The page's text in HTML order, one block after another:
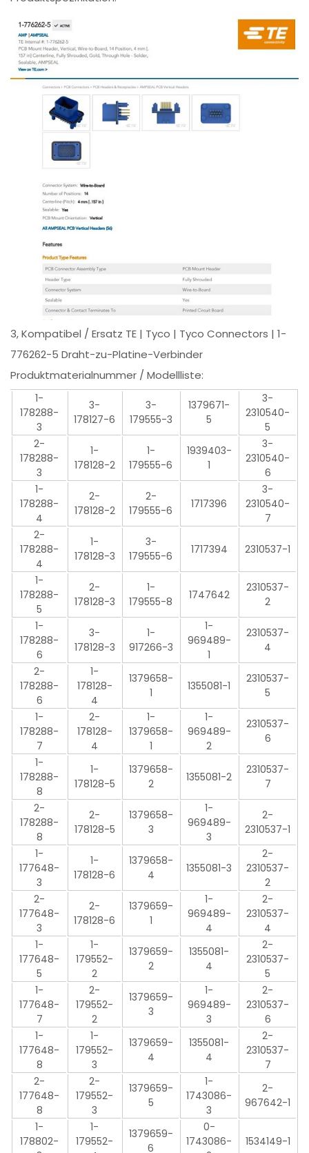
3, Kompatibel / Ersatz TE | Tyco | Tyco Connectors | 1-
776262-5 Draht-zu-Platine-Verbinder
Produktmaterialnummer / Modellliste:
1-
178288-
3
3-
178127-6
3-
179555-3
1379671-
5
3-
2310540-
5
2-
178288-
3
1-
178128-2
1-
179555-6
1939403-
1
3-
2310540-
6
1-
178288-
4
2-
178128-2
2-
179555-6
1717396
3-
2310540-
7
2-
178288-
4
1-
178128-3
3-
179555-6
1717394 2310537-1
1-
178288-
5
2-
178128-3
1-
179555-8
1747642
2310537-
2
1-
178288-
6
3-
178128-3
1-
917266-3
1-
969489-
1
2310537-
4
2-
178288-
6
1-
178128-
4
1379658-
1
1355081-1
2310537-
5
1-
178288-
7
2-
178128-
4
1-
1379658-
1
1-
969489-
2
2310537-
6
1-
178288-
8
1-
178128-5
1379658-
2
1355081-2
2310537-
7
2-
178288-
8
2-
178128-5
1379658-
3
1-
969489-
3
2-
2310537-1
1-
177648-
3
1-
178128-6
1379658-
4
1355081-3
2-
2310537-
2
2-
177648-
3
2-
178128-6
1379659-
1
1-
969489-
4
2-
2310537-
4
1-
177648-
5
1-
179552-
2
1379659-
2
1355081-
4
2-
2310537-
5
1-
177648-
7
2-
179552-
2
1379659-
3
1-
969489-
3
2-
2310537-
6
1-
177648-
8
1-
179552-
3
1379659-
4
1355081-
4
2-
2310537-
7
2-
177648-
8
2-
179552-
3
1379659-
5
1-
1743086-
3
2-
967642-1
1-
178802-
1-
179552-
1379659-
6
0-
1743086-
1534149-1